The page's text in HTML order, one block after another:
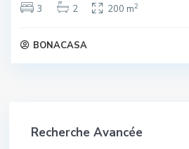
3
2 200 m2
BONACASA
Recherche Avancée